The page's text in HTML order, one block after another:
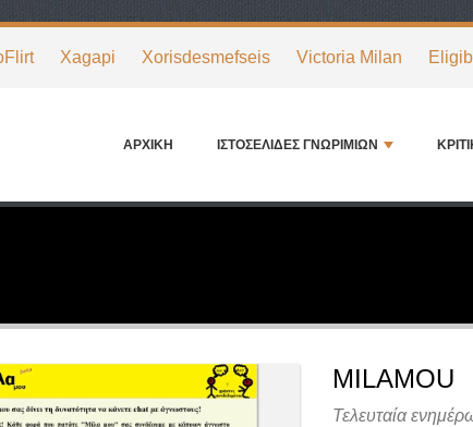
Xagapi Xorisdesmefseis Victoria Milan
ΑΡΧΙΚΉ ΙΣΤΟΣΕΛΊΔΕΣ ΓΝΩΡΙΜΙΏΝ
MILAMOU
Τελευταία